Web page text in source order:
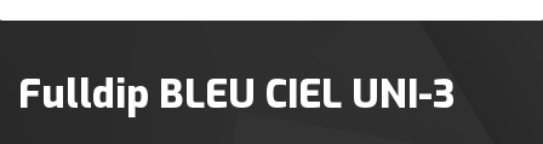
Fulldip BLEU CIEL UNI-3